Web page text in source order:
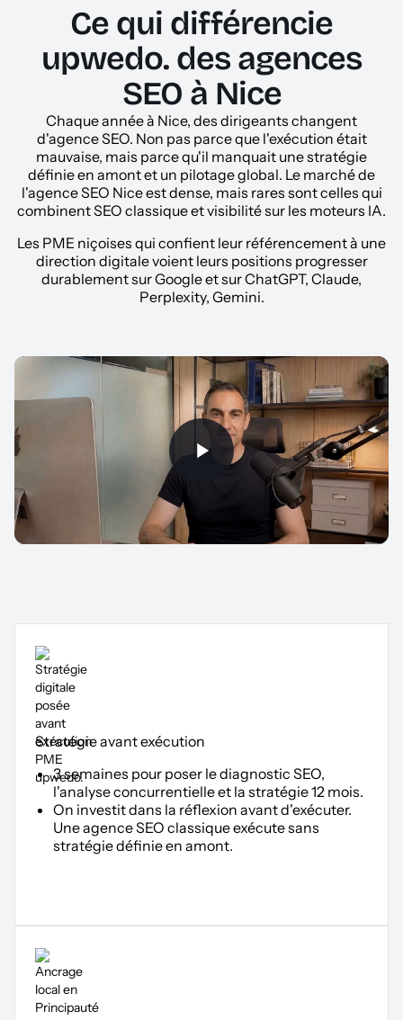
Ce qui différencie
upwedo. des agences
SEO à Nice
Chaque année à Nice, des dirigeants changent
d'agence SEO. Non pas parce que l'exécution était
mauvaise, mais parce qu'il manquait une stratégie
définie en amont et un pilotage global. Le marché de
l'agence SEO Nice est dense, mais rares sont celles qui
combinent SEO classique et visibilité sur les moteurs IA.
Les PME niçoises qui confient leur référencement à une
direction digitale voient leurs positions progresser
durablement sur Google et sur ChatGPT, Claude,
Perplexity, Gemini.
Stratégie avant exécution
3 semaines pour poser le diagnostic SEO,
l'analyse concurrentielle et la stratégie 12 mois.
On investit dans la réflexion avant d'exécuter.
Une agence SEO classique exécute sans
stratégie définie en amont.